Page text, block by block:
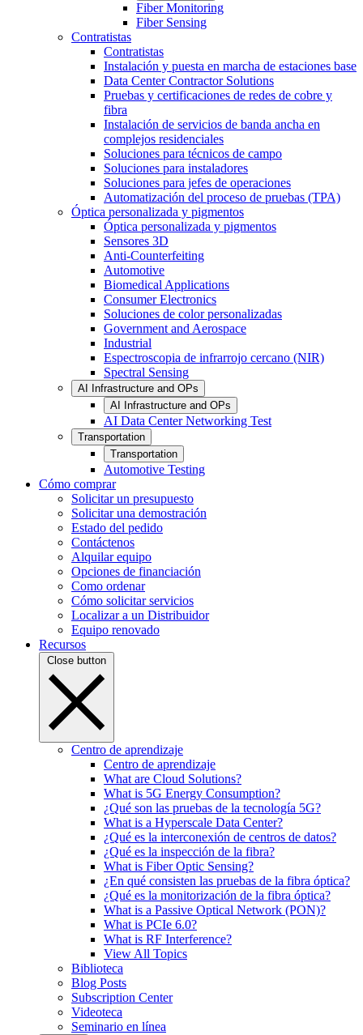
Fiber Monitoring
Fiber Sensing
Contratistas
Contratistas
Instalación y puesta en marcha de estaciones base
Data Center Contractor Solutions
Pruebas y certificaciones de redes de cobre y
fibra
Instalación de servicios de banda ancha en
complejos residenciales
Soluciones para técnicos de campo
Soluciones para instaladores
Soluciones para jefes de operaciones
Automatización del proceso de pruebas (TPA)
Óptica personalizada y pigmentos
Óptica personalizada y pigmentos
Sensores 3D
Anti-Counterfeiting
Automotive
Biomedical Applications
Consumer Electronics
Soluciones de color personalizadas
Government and Aerospace
Industrial
Espectroscopia de infrarrojo cercano (NIR)
Spectral Sensing
AI Infrastructure and OPs
AI Infrastructure and OPs
AI Data Center Networking Test
Transportation
Transportation
Automotive Testing
Cómo comprar
Solicitar un presupuesto
Solicitar una demostración
Estado del pedido
Contáctenos
Alquilar equipo
Opciones de financiación
Como ordenar
Cómo solicitar servicios
Localizar a un Distribuidor
Equipo renovado
Recursos
Close button
Centro de aprendizaje
Centro de aprendizaje
What are Cloud Solutions?
What is 5G Energy Consumption?
¿Qué son las pruebas de la tecnología 5G?
What is a Hyperscale Data Center?
¿Qué es la interconexión de centros de datos?
¿Qué es la inspección de la fibra?
What is Fiber Optic Sensing?
¿En qué consisten las pruebas de la fibra óptica?
¿Qué es la monitorización de la fibra óptica?
What is a Passive Optical Network (PON)?
What is PCIe 6.0?
What is RF Interference?
View All Topics
Biblioteca
Blog Posts
Subscription Center
Videoteca
Seminario en línea